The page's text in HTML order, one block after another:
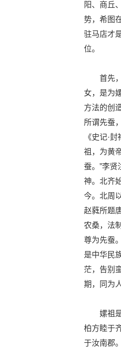
阳、商丘
势，希图
驻马店才
位。
首先
女，是为
方法的创
所谓先蚕
《史记·
祖，为黄
蚕。”李
神。北齐
今。北周
赵蕤所题
农桑，法
尊为先蚕
是中华民
茫，告别
期，同为
嫘祖
柏方睦于
于汝南郡